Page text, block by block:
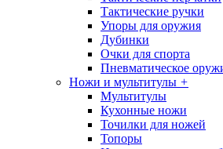
Тактические ручки
Упоры для оружия
Дубинки
Очки для спорта
Пневматическое
Ножи и мультитулы +
Мультитулы
Кухонные ножи
Точилки для ножей
Топоры